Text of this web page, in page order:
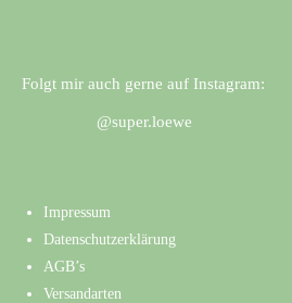
Folgt mir auch gerne auf Instagram:
@super.loewe
Impressum
Datenschutzerklärung
AGB’s
Versandarten